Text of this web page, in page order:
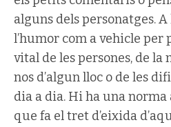
alguns dels personatges.
l’humor com a vehicle per
vital de les persones, de
nos d’algun lloc o de les
dia a dia. Hi ha una
que fa el tret d’eixida